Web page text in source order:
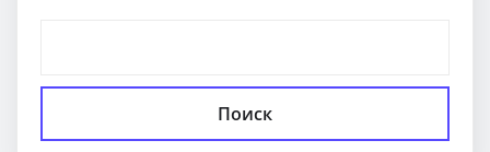
Поиск